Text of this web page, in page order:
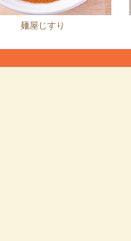
麺屋じすり